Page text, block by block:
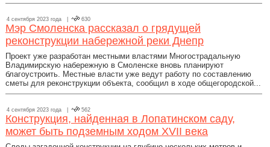
4 сентября 2023 года | 630
Мэр Смоленска рассказал о грядущей
реконструкции набережной реки Днепр
Проект уже разработан местными властями Многострадальную
Владимирскую набережную в Смоленске вновь планируют
благоустроить. Местные власти уже ведут работу по составлению
сметы для реконструкции объекта, сообщил в ходе общегородской...
4 сентября 2023 года | 562
Конструкция, найденная в Лопатинском саду,
может быть подземным ходом XVII века